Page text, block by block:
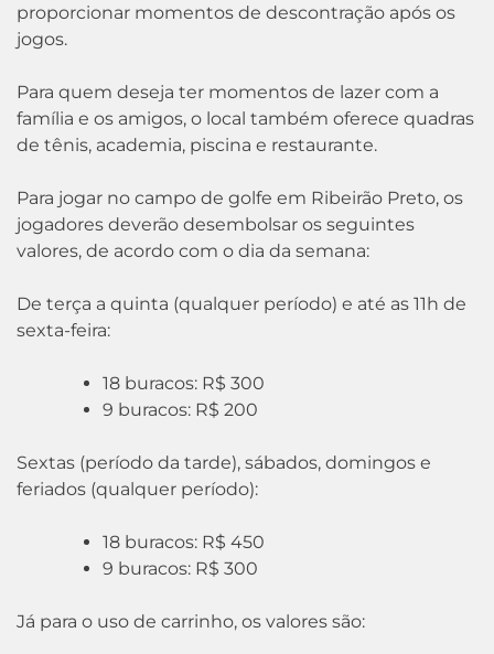
proporcionar momentos de descontração após os
jogos.
Para quem deseja ter momentos de lazer com a
família e os amigos, o local também oferece quadras
de tênis, academia, piscina e restaurante.
Para jogar no campo de golfe em Ribeirão Preto, os
jogadores deverão desembolsar os seguintes
valores, de acordo com o dia da semana:
De terça a quinta (qualquer período) e até as 11h de
sexta-feira:
18 buracos: R$ 300
9 buracos: R$ 200
Sextas (período da tarde), sábados, domingos e
feriados (qualquer período):
18 buracos: R$ 450
9 buracos: R$ 300
Já para o uso de carrinho, os valores são: